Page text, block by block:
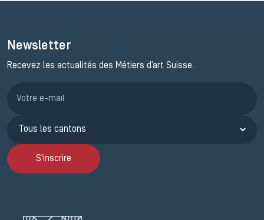
Newsletter
Recevez les actualités des Métiers d’art Suisse.
S'inscrire